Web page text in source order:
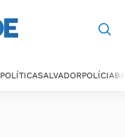
POLÍTICASALVADORPOLÍCIA